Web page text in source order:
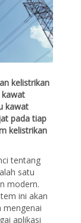
kelistrikan
kawat
kawat
pada tiap
kelistrikan
tentang
satu
modern.
ini akan
mengenai
aplikasi